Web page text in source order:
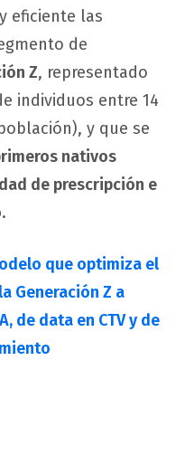
eficiente las
de
Z, representado
individuos entre 14
y que se
nativos
de prescripción e
.
que optimiza el
Generación Z a
de data en CTV y de